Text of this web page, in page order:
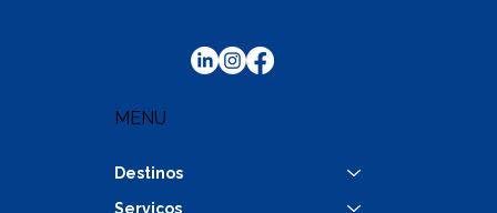
MENU
Destinos
Serviços